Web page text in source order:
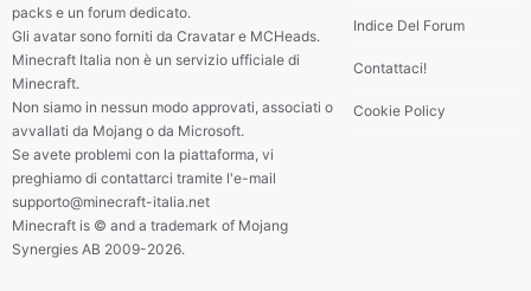
packs e un forum dedicato.
Gli avatar sono forniti da Cravatar e MCHeads.
Minecraft Italia non è un servizio ufficiale di
Minecraft.
Non siamo in nessun modo approvati, associati o
avvallati da Mojang o da Microsoft.
Se avete problemi con la piattaforma, vi
preghiamo di contattarci tramite l'e-mail
supporto@minecraft-italia.net
Minecraft is © and a trademark of Mojang
Synergies AB 2009-2026.
Indice Del Forum
Contattaci!
Cookie Policy